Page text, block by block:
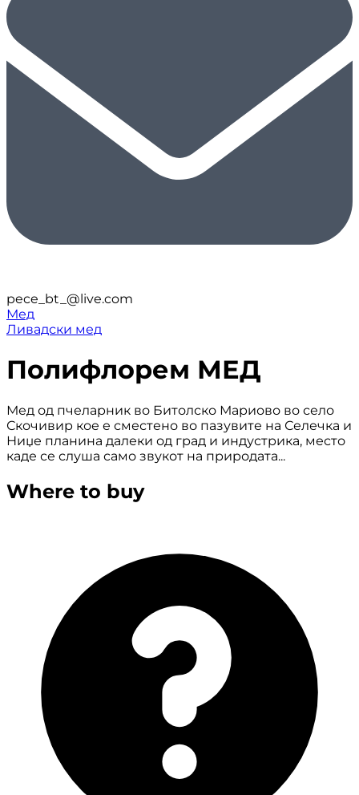
pece_bt_@live.com
Мед
Ливадски мед
Полифлорем МЕД
Мед од пчеларник во Битолско Мариово во село
Скочивир кое е сместено во пазувите на Селечка и
Ниџе планина далеки од град и индустрика, место
каде се слуша само звукот на природата...
Where to buy